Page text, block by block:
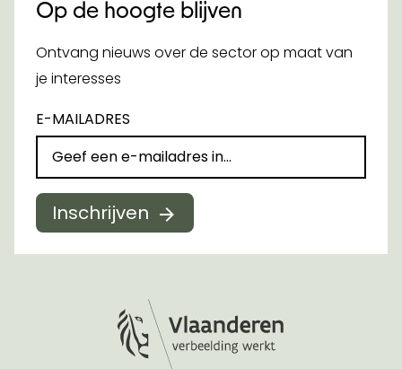
Op de hoogte blijven
Ontvang nieuws over de sector op maat van
je interesses
E-MAILADRES
Inschrijven